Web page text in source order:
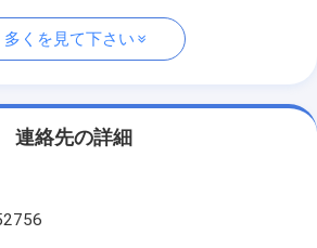
多くを見て下さい
連絡先の詳細